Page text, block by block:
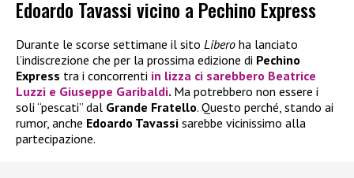
Edoardo Tavassi vicino a Pechino Express
Durante le scorse settimane il sito Libero ha lanciato
l’indiscrezione che per la prossima edizione di Pechino
Express tra i concorrenti in lizza ci sarebbero Beatrice
Luzzi e Giuseppe Garibaldi. Ma potrebbero non essere i
soli “pescati” dal Grande Fratello. Questo perché, stando ai
rumor, anche Edoardo Tavassi sarebbe vicinissimo alla
partecipazione.